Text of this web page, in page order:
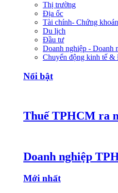
Thị trường
Địa ốc
Tài chính- Chứng khoán
Du lịch
Đầu tư
Doanh nghiệp - Doanh
Chuyển động kinh tế
Nổi bật
Thuế TPHCM ra
Doanh nghiệp
Mới nhất